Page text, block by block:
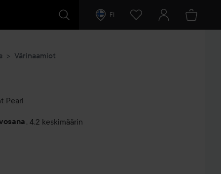
FI
Värinaamiot
Pearl
, 4.2 keskimäärin